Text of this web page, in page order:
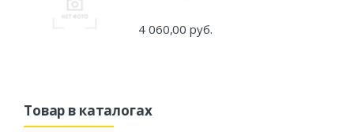
4 060,00 руб.
Товар в каталогах